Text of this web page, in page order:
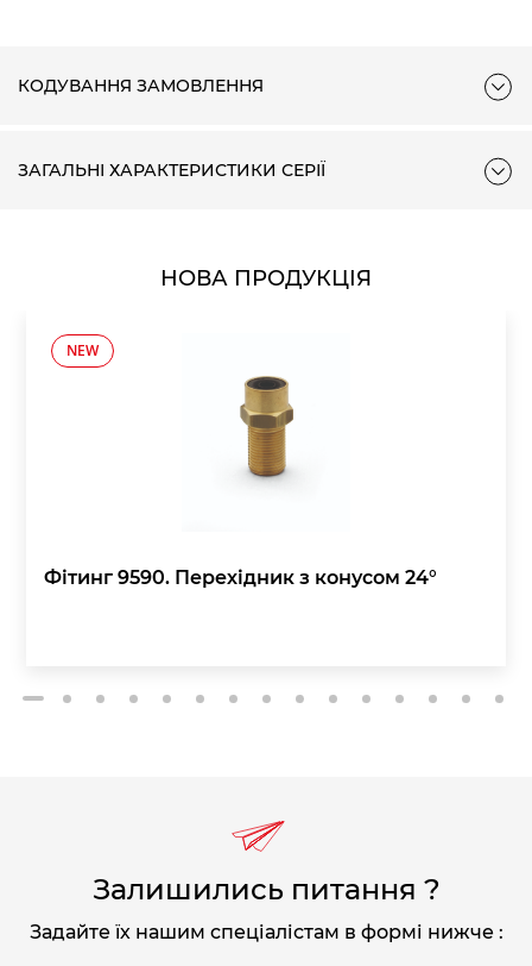
КОДУВАННЯ ЗАМОВЛЕННЯ
ЗАГАЛЬНІ ХАРАКТЕРИСТИКИ СЕРІЇ
НОВА ПРОДУКЦІЯ
NEW
Фітинг 9590. Перехідник з конусом 24°
2 3 4 5 6 7 8 9 10 11 12 13 14 15
Залишились питання ?
Задайте їх нашим спеціалістам в формі нижче :